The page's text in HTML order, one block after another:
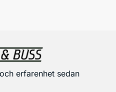
erfarenhet sedan